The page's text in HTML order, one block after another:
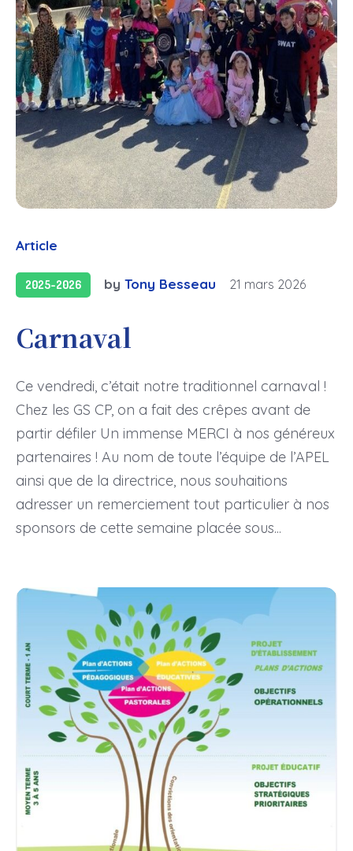
Article
2025-2026 by Tony Besseau 21 mars 2026
Carnaval
Ce vendredi, c’était notre traditionnel carnaval !
Chez les GS CP, on a fait des crêpes avant de
partir défiler Un immense MERCI à nos généreux
partenaires ! Au nom de toute l’équipe de l’APEL
ainsi que de la directrice, nous souhaitions
adresser un remerciement tout particulier à nos
sponsors de cette semaine placée sous...